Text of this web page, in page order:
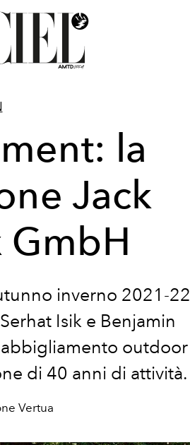
la
Jack
GmbH
inverno 2021-22
Isik e Benjamin
outdoor
di 40 anni di attività.
Vertua